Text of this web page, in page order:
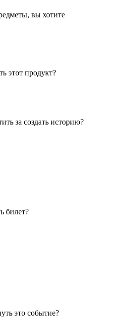
вы хотите
этот продукт?
за создать историю?
билет?
это событие?